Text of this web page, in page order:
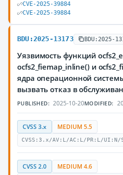
CVE-2025-39884
CVE-2025-39884
BDU:2025-13173 BDU:2025-
Уязвимость функций
ocfs2_fiemap_inline() и
ядра операционной
вызвать отказ в
PUBLISHED: 2025-10-20MODIFIED:
CVSS 3.x MEDIUM 5.5
CVSS:3.x/AV:L/AC:L/PR:L/
CVSS 2.0 MEDIUM 4.6